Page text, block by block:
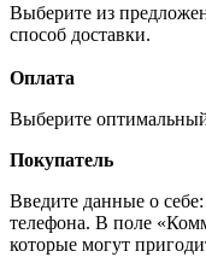
Выберите из
способ доставки.
Оплата
Выберите
Покупатель
Введите данные о
телефона. В поле
которые могут